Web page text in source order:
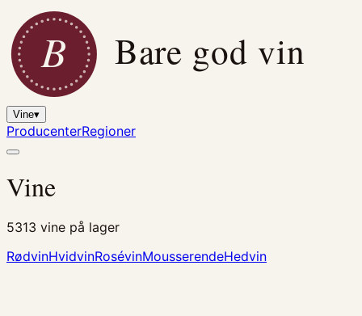
B Bare god vin
Vine▾
ProducenterRegioner
Vine
5313 vine på lager
RødvinHvidvinRosévinMousserendeHedvin